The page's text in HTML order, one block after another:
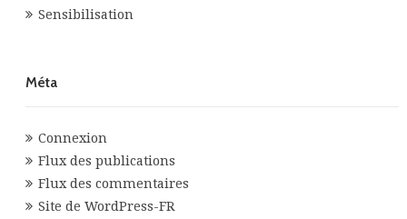
Sensibilisation
Méta
Connexion
Flux des publications
Flux des commentaires
Site de WordPress-FR